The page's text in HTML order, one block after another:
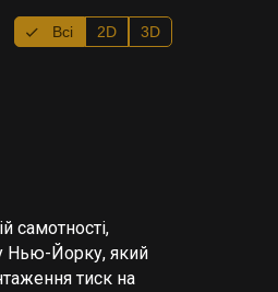
Всі 2D 3D
самотності,
Нью-Йорку, який
тиск на